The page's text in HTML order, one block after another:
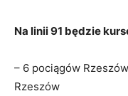
Na linii 91 będzie
– 6 pociągów
Rzeszów